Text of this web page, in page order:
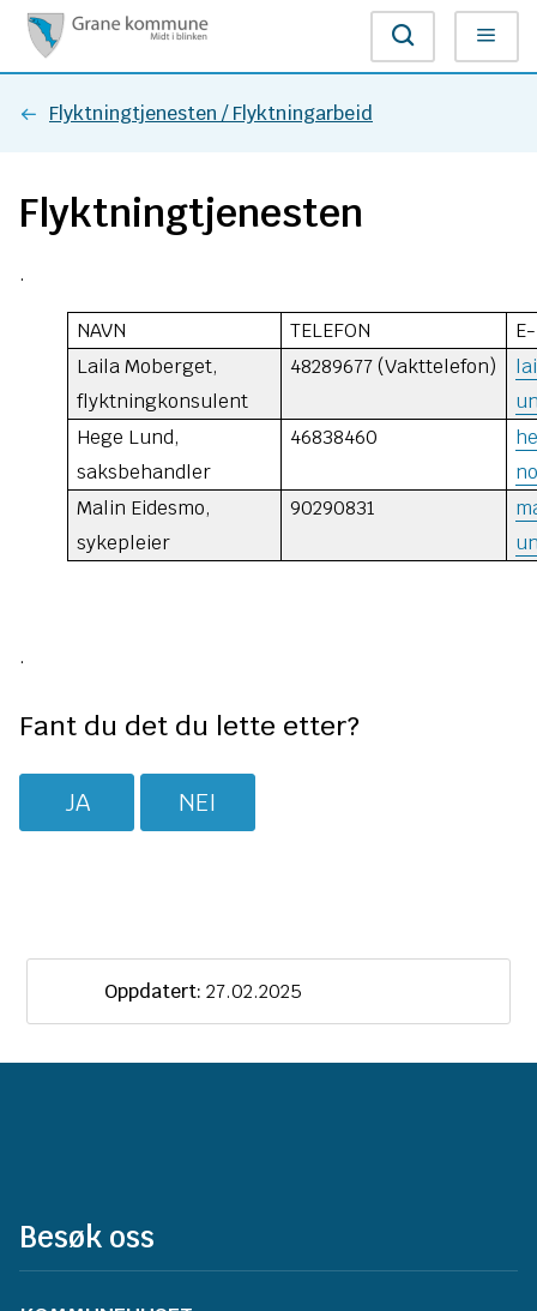
r
a
n
e
o
m
u
n
Søk Meny
Du
her:
Flyktningtjenesten / Flyktningarbeid
Flyktningtjenesten
.
NAVN TELEFON
Laila Moberget,
flyktningkonsulent
48289677(Vakttelefon)
Hege Lund,
saksbehandler
46838460
Malin Eidesmo,
sykepleier
90290831
.
Fant du det du lette etter?
JA NEI
Oppdatert: 27.02.2025
Besøk oss